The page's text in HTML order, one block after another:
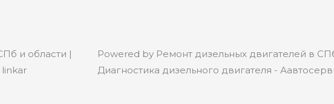
и области |
linkar
Powered by Ремонт дизельных двигателей в
Диагностика дизельного двигателя -